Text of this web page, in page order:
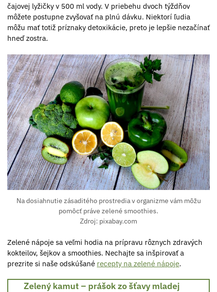
čajovej lyžičky v 500 ml vody. V priebehu dvoch týždňov
môžete postupne zvyšovať na plnú dávku. Niektorí ľudia
môžu mať totiž príznaky detoxikácie, preto je lepšie nezačínať
hneď zostra.
Na dosiahnutie zásaditého prostredia v organizme vám môžu
pomôcť práve zelené smoothies.
Zdroj: pixabay.com
Zelené nápoje sa veľmi hodia na prípravu rôznych zdravých
kokteilov, šejkov a smoothies. Nechajte sa inšpirovať a
prezrite si naše odskúšané recepty na zelené nápoje.
Zelený kamut – prášok zo šťavy mladej